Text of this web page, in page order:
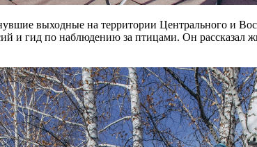
выходные на территории Центрального и
и гид по наблюдению за птицами. Он